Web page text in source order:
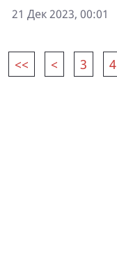
21 Дек 2023, 00:01
<< < 3 4